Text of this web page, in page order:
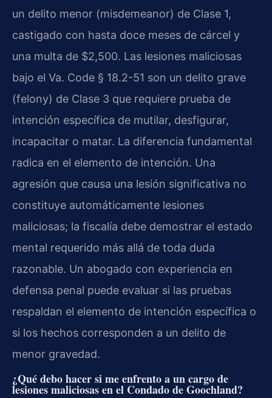
un delito menor (misdemeanor) de Clase 1,
castigado con hasta doce meses de cárcel y
una multa de $2,500. Las lesiones maliciosas
bajo el Va. Code § 18.2-51 son un delito grave
(felony) de Clase 3 que requiere prueba de
intención específica de mutilar, desfigurar,
incapacitar o matar. La diferencia fundamental
radica en el elemento de intención. Una
agresión que causa una lesión significativa no
constituye automáticamente lesiones
maliciosas; la fiscalía debe demostrar el estado
mental requerido más allá de toda duda
razonable. Un abogado con experiencia en
defensa penal puede evaluar si las pruebas
respaldan el elemento de intención específica o
si los hechos corresponden a un delito de
menor gravedad.
¿Qué debo hacer si me enfrento a un cargo de
lesiones maliciosas en el Condado de Goochland?